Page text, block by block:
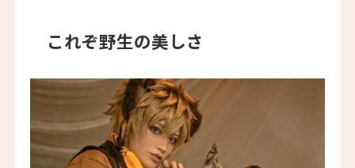
これぞ野生の美しさ